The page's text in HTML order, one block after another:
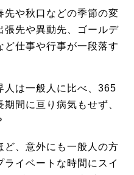
先や秋口などの季節の変
張先や異動先、ゴールデ
ど仕事や行事が一段落す
人は一般人に比べ、365
間に亘り病気もせず、
ど、意外にも一般人の方
イベートな時間にスイ